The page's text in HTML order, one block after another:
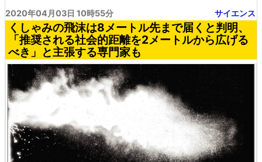
2020年04月03日 10時55分 サイエンス
くしゃみの飛沫は8メートル先まで届くと判明、
「推奨される社会的距離を2メートルから広げる
べき」と主張する専門家も